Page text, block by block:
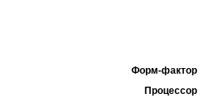
Форм-фактор
Процессор